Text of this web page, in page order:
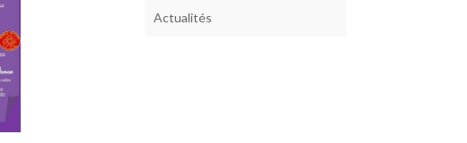
Actualités